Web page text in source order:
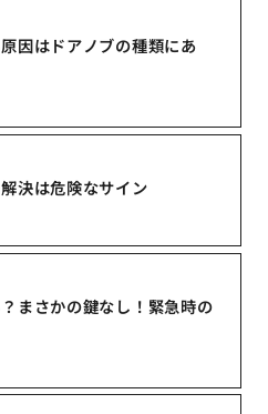
因はドアノブの種類にあ
決は危険なサイン
まさかの鍵なし！緊急時の